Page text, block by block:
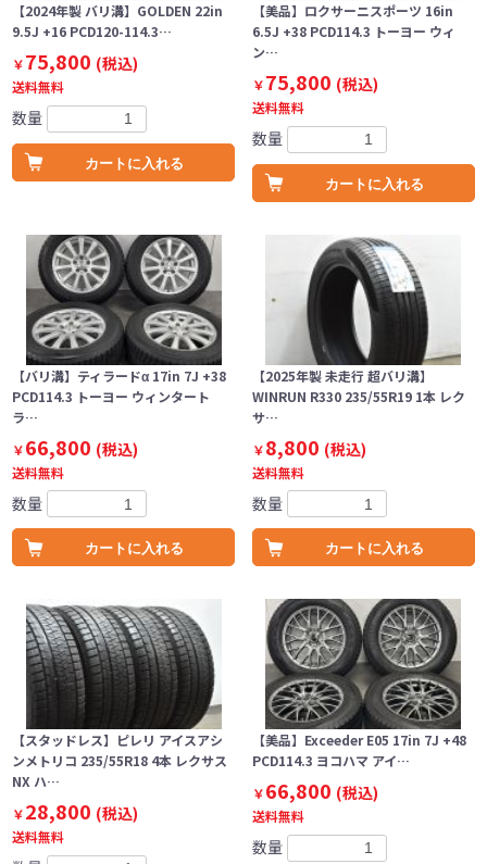
【2024年製 バリ溝】GOLDEN 22in
9.5J +16 PCD120-114.3…
￥75,800 (税込)
送料無料
数量
カートに入れる
【美品】ロクサーニスポーツ 16in
6.5J +38 PCD114.3 トーヨー ウィ
ン…
￥75,800 (税込)
送料無料
数量
カートに入れる
【バリ溝】ティラードα 17in 7J +38
PCD114.3 トーヨー ウィンタート
ラ…
￥66,800 (税込)
送料無料
数量
カートに入れる
【2025年製 未走行 超バリ溝】
WINRUN R330 235/55R19 1本 レク
サ…
￥8,800 (税込)
送料無料
数量
カートに入れる
【スタッドレス】ピレリ アイスアシ
ンメトリコ 235/55R18 4本 レクサス
NX ハ…
￥28,800 (税込)
送料無料
【美品】Exceeder E05 17in 7J +48
PCD114.3 ヨコハマ アイ…
￥66,800 (税込)
送料無料
数量